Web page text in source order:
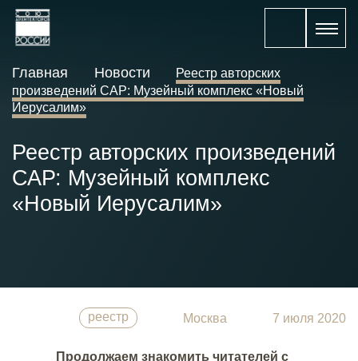
Главная Новости
Реестр авторских
произведений САР: Музейный комплекс «Новый
Иерусалим»
Реестр авторских произведений
САР: Музейный комплекс
«Новый Иерусалим»
реестр Москва 7 июля 2020
Продолжаем знакомить читателей с